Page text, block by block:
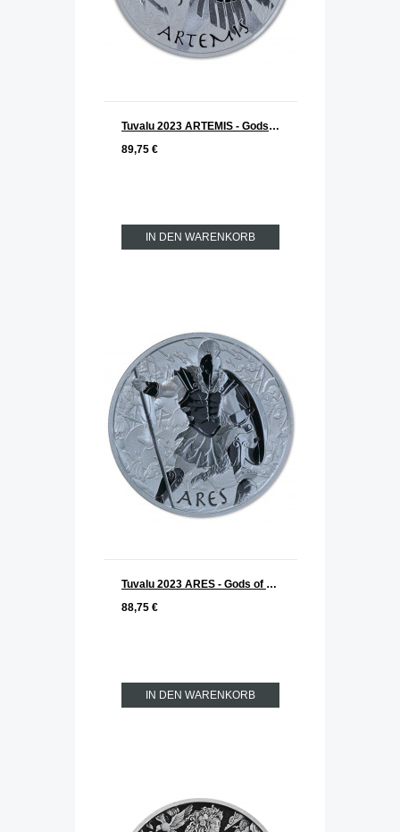
Tuvalu 2023 ARTEMIS - Gods of Olymp Silber 1 oz
89,75 €
IN DEN WARENKORB
Tuvalu 2023 ARES - Gods of Olymp Silber 1 oz
88,75 €
IN DEN WARENKORB